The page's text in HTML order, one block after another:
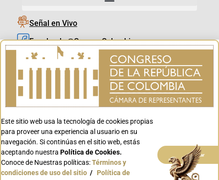
Señal en Vivo
Facebook_@CamaraColombia
Instagram_@CamaraColombia
X_@CamaraColombia
Youtube_@CamaraColombia
Youtube_@CanalCongreso
Conoce GOV.CO
Este sitio web usa la tecnología de cookies propias
para proveer una experiencia al usuario en su
navegación. Si continúas en el sitio web, estás
aceptando nuestra Política de Cookies.
Conoce de Nuestras políticas:Términos y
condiciones de uso del sitio / Política de
Aceptar